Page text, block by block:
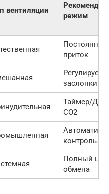
вентиляции
режим
Постоянный
приток
заслонки
Таймер/
CO2
контроль
Полный
обмена